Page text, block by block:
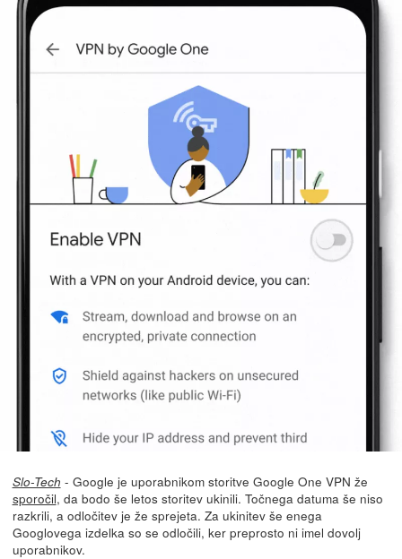
Slo-Tech - Google je uporabnikom storitve Google One VPN že
sporočil, da bodo še letos storitev ukinili. Točnega datuma še niso
razkrili, a odločitev je že sprejeta. Za ukinitev še enega
Googlovega izdelka so se odločili, ker preprosto ni imel dovolj
uporabnikov.